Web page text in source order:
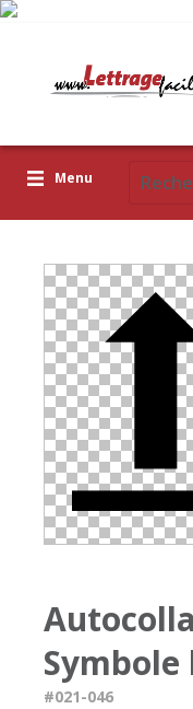
Menu
Pictogrammes
Images
Téléchargez
Corona Covid-19
#021-046